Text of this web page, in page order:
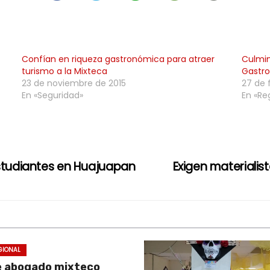
Confían en riqueza gastronómica para atraer
turismo a la Mixteca
23 de noviembre de 2015
En «Seguridad»
27 de
En
Exigen
en Huajuapan
abogado mixteco